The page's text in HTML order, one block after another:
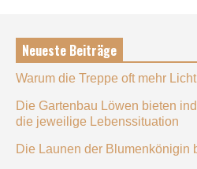
Neueste Beiträge
Warum die Treppe oft mehr
Die Gartenbau Löwen bieten
die jeweilige Lebenssituation
Die Launen der Blumenkönigin